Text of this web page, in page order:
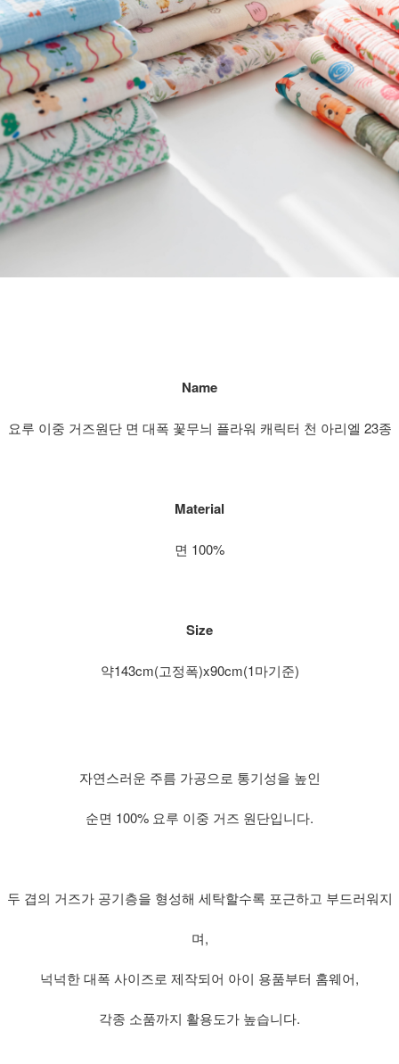
Name
요루 이중 거즈원단 면 대폭 꽃무늬 플라워 캐릭터 천 아리엘 23종
Material
면 100%
Size
약143cm(고정폭)x90cm(1마기준)
자연스러운 주름 가공으로 통기성을 높인
순면 100% 요루 이중 거즈 원단입니다.
두 겹의 거즈가 공기층을 형성해 세탁할수록 포근하고 부드러워지
며,
넉넉한 대폭 사이즈로 제작되어 아이 용품부터 홈웨어,
각종 소품까지 활용도가 높습니다.